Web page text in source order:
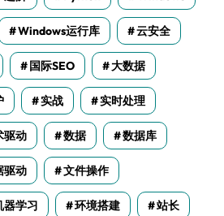
Windows运行库 云安全
国际SEO 大数据
实战 实时处理
驱动 数据 数据库
驱动 文件操作
器学习 环境搭建 站长